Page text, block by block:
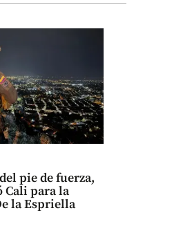
pie de fuerza,
Cali para la
la Espriella